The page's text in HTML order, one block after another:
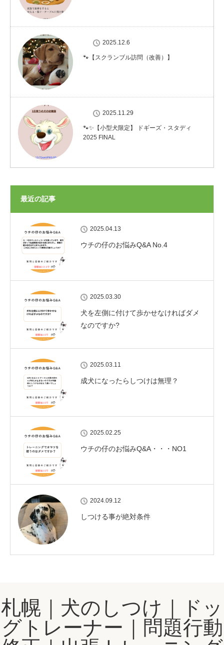
2025.12.6
🐾【スクランブル訪問（改善）】
2025.11.29
🐾✨【小型犬限定】 ドギーズ・スタディ
2025 FINAL
最近の記事
2025.04.13
ウチの仔のお悩みQ&A No.4
2025.03.30
犬を左側に付けて歩かせなければダメ
なのですか?
2025.03.11
成犬になったらしつけは無理？
2025.02.25
ウチの仔のお悩みQ&A・・・NO1
2024.09.12
しつける事が絶対条件
札幌｜犬のしつけ｜ドッ
グトレーナー｜問題行動